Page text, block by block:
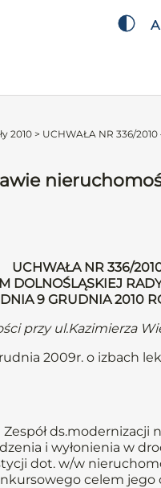
A
2010 > UCHWAŁA NR 336/
UCHWAŁA NR 336/
DOLNOŚLĄSKIEJ
9 GRUDNIA 2010
przy ul.Kazimierza
2009r. o izbach
i wyłonienia w
dot. w/w
celem